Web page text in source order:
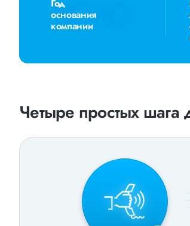
Год
основания
компании
Четыре простых шага